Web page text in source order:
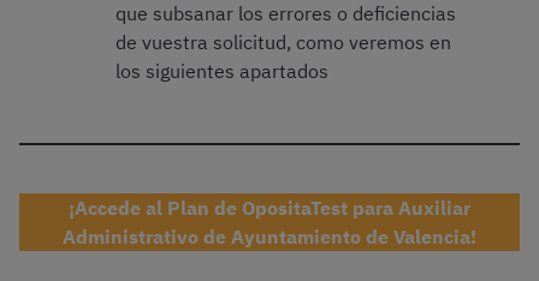
que subsanar los errores o deficiencias
de vuestra solicitud, como veremos en
los siguientes apartados
¡Accede al Plan de OpositaTest para Auxiliar
Administrativo de Ayuntamiento de Valencia!